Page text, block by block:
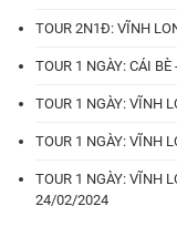
TOUR 2N1Đ: VĨNH
TOUR 1 NGÀY: CÁI
TOUR 1 NGÀY: VĨNH
TOUR 1 NGÀY: VĨNH
TOUR 1 NGÀY: VĨNH
24/02/2024